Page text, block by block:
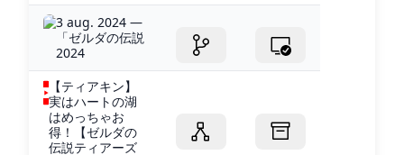
3 aug. 2024 —
「ゼルダの伝説
2024
【ティアキン】
実はハートの湖
はめっちゃお
得！【ゼルダの
伝説ティアーズ